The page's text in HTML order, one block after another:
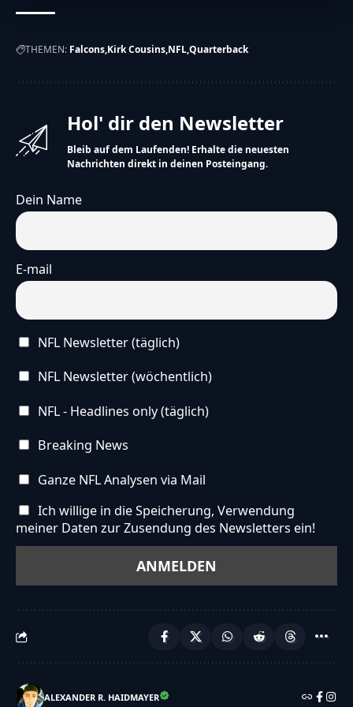
spielen. Aber das klappt nicht so gut.
passieren wird.
Die vereinfachte Version dieses Artikels wurde
Wir freuen uns überdein Feedback.
THEMEN: Falcons Kirk Cousins NFLQuarterback
Hol' dir den Newsletter
Bleib auf dem Laufenden! Erhalte die neuesten
Nachrichten direkt in deinen Posteingang.
Dein Name
E-mail
NFL Newsletter (täglich)
NFL Newsletter (wöchentlich)
NFL - Headlines only (täglich)
Breaking News
Ganze NFL Analysen via Mail
Ich willige in die Speicherung, Verwendung
meiner Daten zur Zusendung des Newsletters ein!
ALEXANDER R. HAIDMAYER